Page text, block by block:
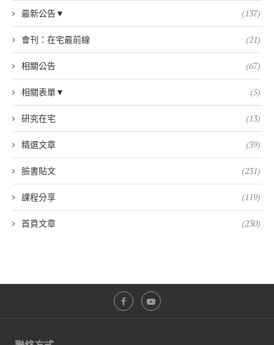
最新公告▼ (137)
會刊：在宅最前線 (21)
相關公告 (67)
相關表單▼ (5)
研究在宅 (13)
精選文章 (39)
臉書貼文 (231)
課程分享 (119)
首頁文章 (230)